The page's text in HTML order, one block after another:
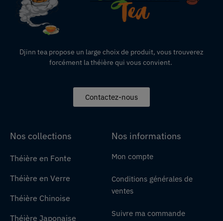
Djinn tea propose un large choix de produit, vous trouverez
forcément la théière qui vous convient.
Contactez-nous
Nos collections
Théière en Fonte
Théière en Verre
Théière Chinoise
Théière Japonaise
Nos informations
Mon compte
Conditions générales de
ventes
Suivre ma commande